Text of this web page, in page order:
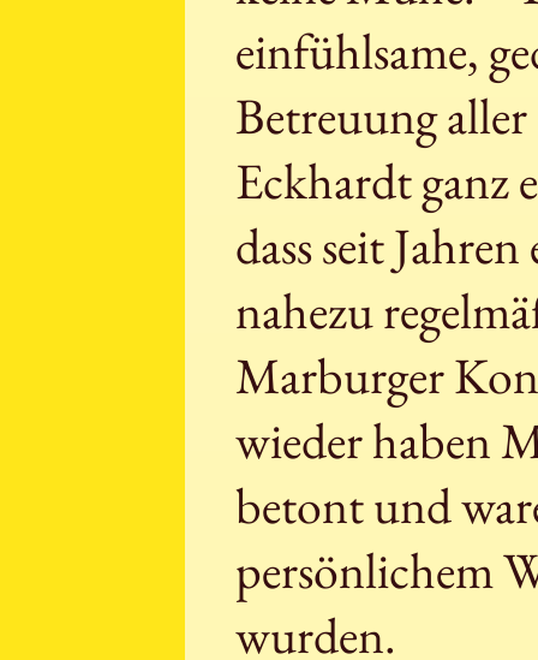
einfühlsame,
Betreuung
Eckhardt ganz
dass seit
nahezu
Marburger
wieder haben
betont und
persönlichem
wurden.